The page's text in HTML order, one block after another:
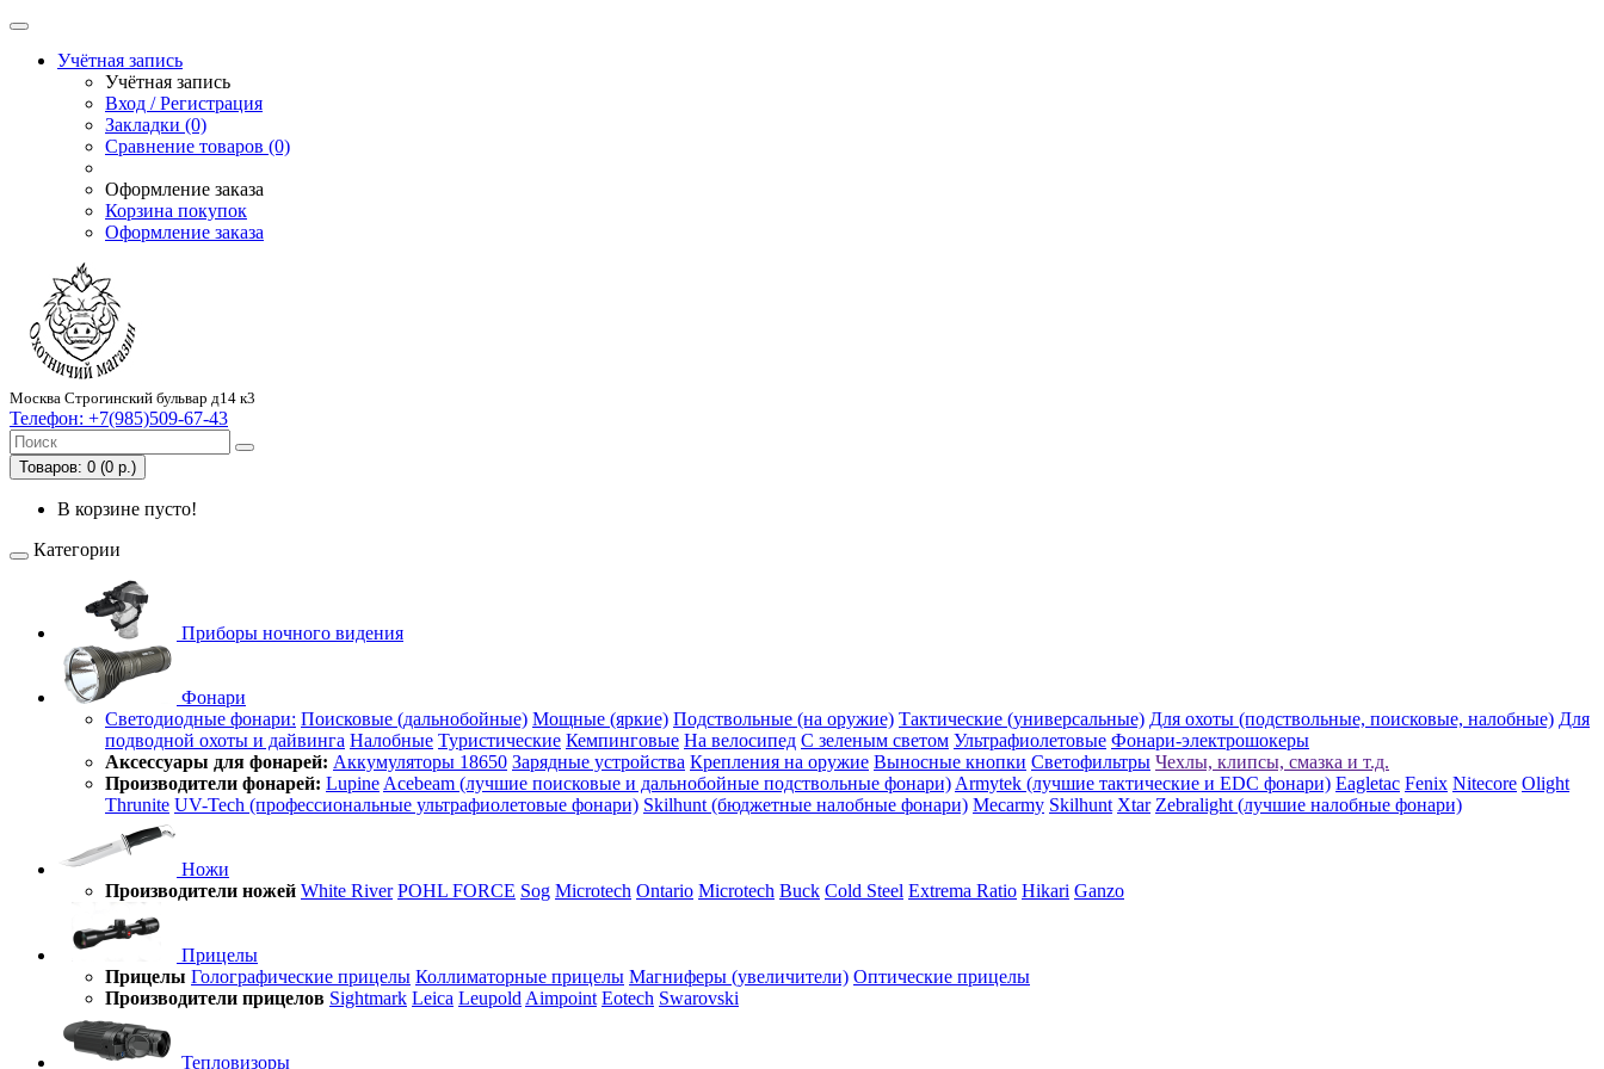
Учётная запись
Учётная запись
Вход / Регистрация
Закладки (0)
Сравнение товаров (0)
Оформление заказа
Корзина покупок
Оформление заказа
Москва Строгинский бульвар д14 к3
Телефон: +7(985)509-67-43
Товаров: 0 (0 р.)
В корзине пусто!
Категории
Приборы ночного видения
Фонари
Светодиодные фонари: Поисковые (дальнобойные) Мощные (яркие) Подствольные (на оружие) Тактические (универсальные) Для охоты (подствольные, поисковые, налобные) Для
подводной охоты и дайвинга Налобные Туристические Кемпинговые На велосипед С зеленым светом Ультрафиолетовые Фонари-электрошокеры
Аксессуары для фонарей: Аккумуляторы 18650 Зарядные устройства Крепления на оружие Выносные кнопки Светофильтры Чехлы, клипсы, смазка и т.д.
Производители фонарей: Lupine Acebeam (лучшие поисковые и дальнобойные подствольные фонари) Armytek (лучшие тактические и EDC фонари) Eagletac Fenix Nitecore Olight
Thrunite UV-Tech (профессиональные ультрафиолетовые фонари) Skilhunt (бюджетные налобные фонари) Mecarmy Skilhunt Xtar Zebralight (лучшие налобные фонари)
Ножи
Производители ножей White River POHL FORCE Sog Microtech Ontario Microtech Buck Cold Steel Extrema Ratio Hikari Ganzo
Прицелы
Прицелы Голографические прицелы Коллиматорные прицелы Магниферы (увеличители) Оптические прицелы
Производители прицелов Sightmark Leica Leupold Aimpoint Eotech Swarovski
Тепловизоры